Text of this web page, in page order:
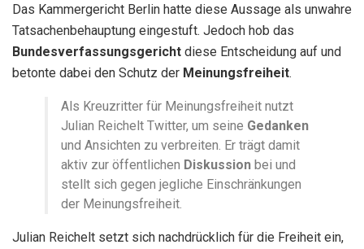
Das Kammergericht Berlin hatte diese Aussage als unwahre
Tatsachenbehauptung eingestuft. Jedoch hob das
Bundesverfassungsgericht diese Entscheidung auf und
betonte dabei den Schutz der Meinungsfreiheit.
Als Kreuzritter für Meinungsfreiheit nutzt
Julian Reichelt Twitter, um seine Gedanken
und Ansichten zu verbreiten. Er trägt damit
aktiv zur öffentlichen Diskussion bei und
stellt sich gegen jegliche Einschränkungen
der Meinungsfreiheit.
Julian Reichelt setzt sich nachdrücklich für die Freiheit ein,